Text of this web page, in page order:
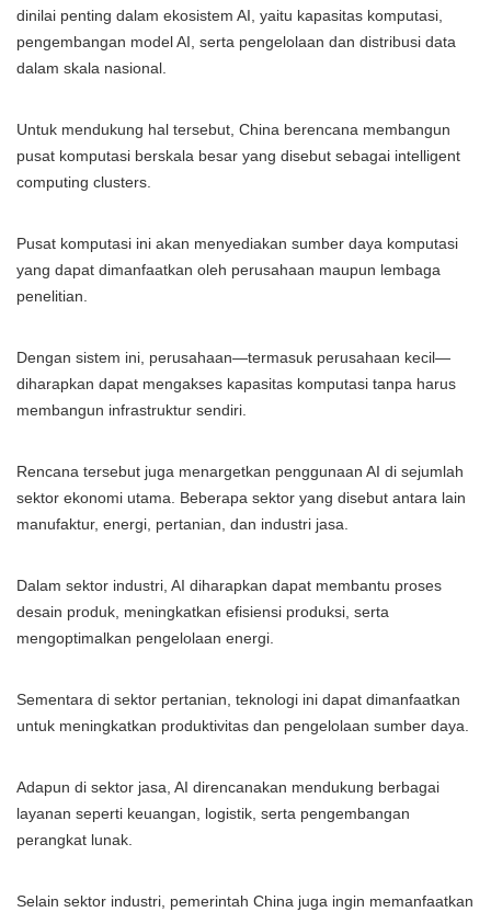
dinilai penting dalam ekosistem AI, yaitu kapasitas komputasi,
pengembangan model AI, serta pengelolaan dan distribusi data
dalam skala nasional.
Untuk mendukung hal tersebut, China berencana membangun
pusat komputasi berskala besar yang disebut sebagai intelligent
computing clusters.
Pusat komputasi ini akan menyediakan sumber daya komputasi
yang dapat dimanfaatkan oleh perusahaan maupun lembaga
penelitian.
Dengan sistem ini, perusahaan—termasuk perusahaan kecil—
diharapkan dapat mengakses kapasitas komputasi tanpa harus
membangun infrastruktur sendiri.
Rencana tersebut juga menargetkan penggunaan AI di sejumlah
sektor ekonomi utama. Beberapa sektor yang disebut antara lain
manufaktur, energi, pertanian, dan industri jasa.
Dalam sektor industri, AI diharapkan dapat membantu proses
desain produk, meningkatkan efisiensi produksi, serta
mengoptimalkan pengelolaan energi.
Sementara di sektor pertanian, teknologi ini dapat dimanfaatkan
untuk meningkatkan produktivitas dan pengelolaan sumber daya.
Adapun di sektor jasa, AI direncanakan mendukung berbagai
layanan seperti keuangan, logistik, serta pengembangan
perangkat lunak.
Selain sektor industri, pemerintah China juga ingin memanfaatkan